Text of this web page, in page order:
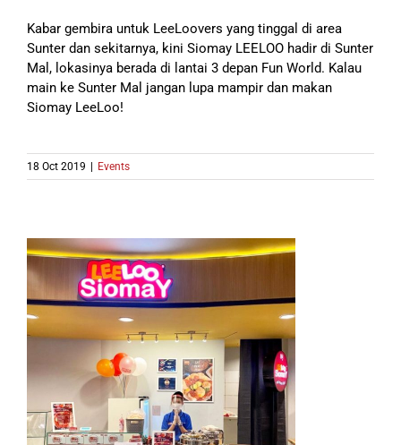
Kabar gembira untuk LeeLoovers yang tinggal di area
Sunter dan sekitarnya, kini Siomay LEELOO hadir di Sunter
Mal, lokasinya berada di lantai 3 depan Fun World. Kalau
main ke Sunter Mal jangan lupa mampir dan makan
Siomay LeeLoo!
18 Oct 2019 | Events